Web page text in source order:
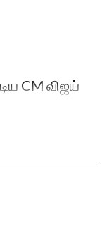
CM விஜய்